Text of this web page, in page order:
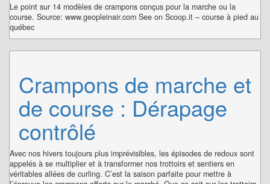
Le point sur 14 modèles de crampons conçus pour la marche ou la
course. Source: www.geopleinair.com See on Scoop.it – course à pied au
québec
Crampons de marche et
de course : Dérapage
contrôlé
Avec nos hivers toujours plus imprévisibles, les épisodes de redoux sont
appelés à se multiplier et à transformer nos trottoirs et sentiers en
véritables allées de curling. C’est la saison parfaite pour mettre à